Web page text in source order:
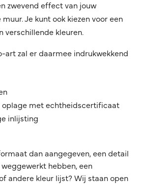
zwevend effect van jouw
Je kunt ook kiezen voor een
verschillende kleuren.
art zal er daarmee indrukwekkend
met echtheidscertificaat
inlijsting
dan aangegeven, een detail
hebben, een
andere kleur lijst? Wij staan open